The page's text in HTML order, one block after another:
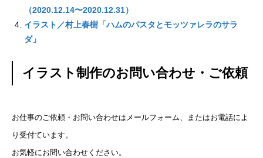
（2020.12.14〜2020.12.31）
イラスト／村上春樹「ハムのパスタとモッツァレラのサラ
ダ」
イラスト制作のお問い合わせ・ご依頼
お仕事のご依頼・お問い合わせはメールフォーム、またはお電話によ
り受付ています。
お気軽にお問い合わせください。